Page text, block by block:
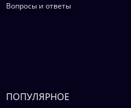
Вопросы и ответы
ПОПУЛЯРНОЕ